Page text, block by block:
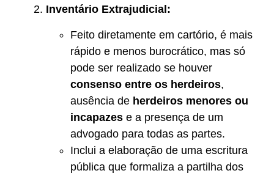
Inventário Extrajudicial:
Feito diretamente em cartório, é mais
rápido e menos burocrático, mas só
pode ser realizado se houver
consenso entre os herdeiros,
ausência de herdeiros menores ou
incapazes e a presença de um
advogado para todas as partes.
Inclui a elaboração de uma escritura
pública que formaliza a partilha dos